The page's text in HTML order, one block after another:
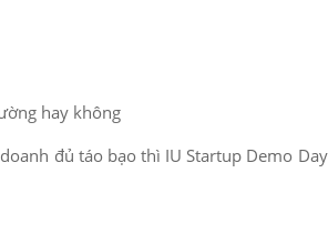
hay không
đủ táo bạo thì IU Startup Demo